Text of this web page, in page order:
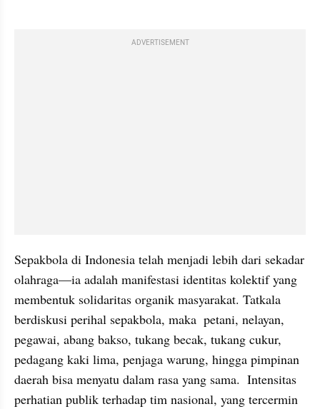
ADVERTISEMENT
Sepakbola di Indonesia telah menjadi lebih dari sekadar
olahraga—ia adalah manifestasi identitas kolektif yang
membentuk solidaritas organik masyarakat. Tatkala
berdiskusi perihal sepakbola, maka  petani, nelayan,
pegawai, abang bakso, tukang becak, tukang cukur,
pedagang kaki lima, penjaga warung, hingga pimpinan
daerah bisa menyatu dalam rasa yang sama.  Intensitas
perhatian publik terhadap tim nasional, yang tercermin